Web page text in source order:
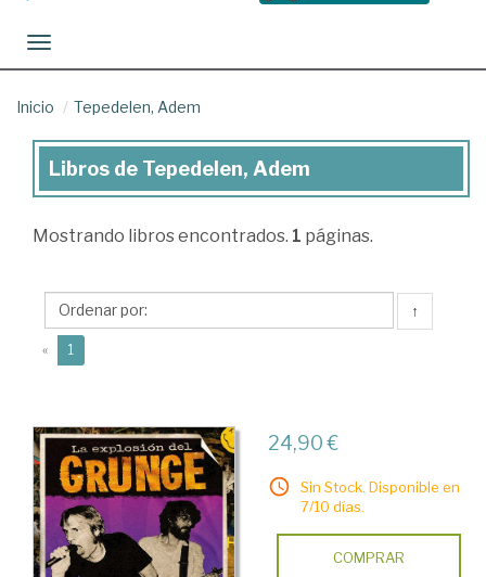
Toggle navigation
Inicio Tepedelen, Adem
Libros
Tepedelen,
Libros de Tepedelen, Adem
Mostrando libros encontrados. 1 páginas.
↑
« 1
24,90 €
Sin Stock. Disponible en
7/10 días.
COMPRAR